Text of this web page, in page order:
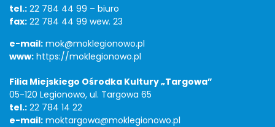
tel.: 22 784 44 99 – biuro
fax: 22 784 44 99 wew. 23
e-mail: mok@moklegionowo.pl
www: https://moklegionowo.pl
Filia Miejskiego Ośrodka Kultury „Targowa”
05-120 Legionowo, ul. Targowa 65
tel.: 22 784 14 22
e-mail: moktargowa@moklegionowo.pl